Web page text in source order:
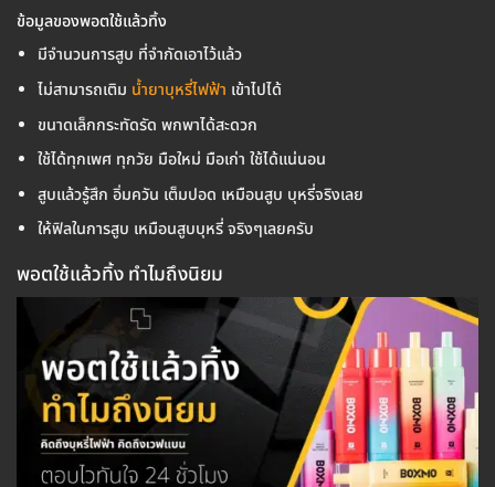
ข้อมูลของพอตใช้แล้วทิ้ง
มีจำนวนการสูบ ที่จำกัดเอาไว้แล้ว
ไม่สามารถเติม น้ำยาบุหรี่ไฟฟ้า เข้าไปได้
ขนาดเล็กกระทัดรัด พกพาได้สะดวก
ใช้ได้ทุกเพศ ทุกวัย มือใหม่ มือเก่า ใช้ได้แน่นอน
สูบแล้วรู้สึก อิ่มควัน เต็มปอด เหมือนสูบ บุหรี่จริงเลย
ให้ฟิลในการสูบ เหมือนสูบบุหรี่ จริงๆเลยครับ
พอตใช้แล้วทิ้ง ทำไมถึงนิยม